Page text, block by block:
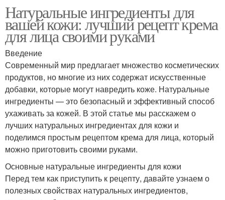
Натуральные ингредиенты для
вашей кожи: лучший рецепт крема
для лица своими руками
Введение
Современный мир предлагает множество косметических
продуктов, но многие из них содержат искусственные
добавки, которые могут навредить коже. Натуральные
ингредиенты — это безопасный и эффективный способ
ухаживать за кожей. В этой статье мы расскажем о
лучших натуральных ингредиентах для кожи и
поделимся простым рецептом крема для лица, который
можно приготовить своими руками.
Основные натуральные ингредиенты для кожи
Перед тем как приступить к рецепту, давайте узнаем о
полезных свойствах натуральных ингредиентов,